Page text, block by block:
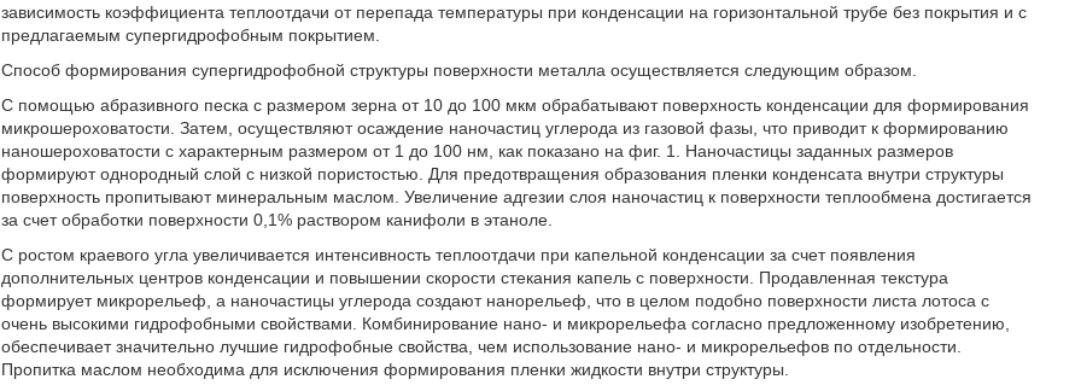
зависимость коэффициента теплоотдачи от перепада температуры при конденсации на горизонтальной трубе без покрытия и с
предлагаемым супергидрофобным покрытием.
Способ формирования супергидрофобной структуры поверхности металла осуществляется следующим образом.
С помощью абразивного песка с размером зерна от 10 до 100 мкм обрабатывают поверхность конденсации для формирования
микрошероховатости. Затем, осуществляют осаждение наночастиц углерода из газовой фазы, что приводит к формированию
наношероховатости с характерным размером от 1 до 100 нм, как показано на фиг. 1. Наночастицы заданных размеров
формируют однородный слой с низкой пористостью. Для предотвращения образования пленки конденсата внутри структуры
поверхность пропитывают минеральным маслом. Увеличение адгезии слоя наночастиц к поверхности теплообмена достигается
за счет обработки поверхности 0,1% раствором канифоли в этаноле.
С ростом краевого угла увеличивается интенсивность теплоотдачи при капельной конденсации за счет появления
дополнительных центров конденсации и повышении скорости стекания капель с поверхности. Продавленная текстура
формирует микрорельеф, а наночастицы углерода создают нанорельеф, что в целом подобно поверхности листа лотоса с
очень высокими гидрофобными свойствами. Комбинирование нано- и микрорельефа согласно предложенному изобретению,
обеспечивает значительно лучшие гидрофобные свойства, чем использование нано- и микрорельефов по отдельности.
Пропитка маслом необходима для исключения формирования пленки жидкости внутри структуры.